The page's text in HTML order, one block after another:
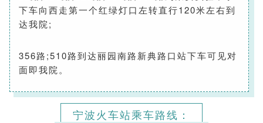
下车向西走第一个红绿灯口左转直行120米左右到
达我院;
356路;510路到达丽园南路新典路口站下车可见对
面即我院。
宁波火车站乘车路线：